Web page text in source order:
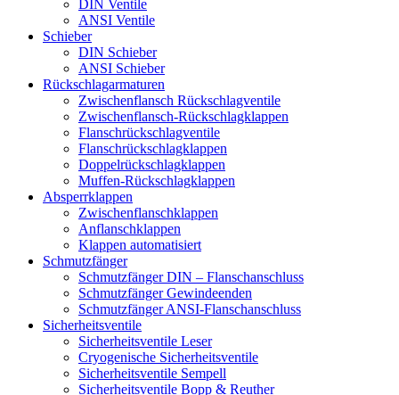
DIN Ventile
ANSI Ventile
Schieber
DIN Schieber
ANSI Schieber
Rückschlag­armaturen
Zwischenflansch Rückschlagventile
Zwischenflansch-Rückschlagklappen
Flanschrückschlagventile
Flanschrückschlagklappen
Doppelrückschlagklappen
Muffen-Rückschlagklappen
Absperrklappen
Zwischenflanschklappen
Anflanschklappen
Klappen automatisiert
Schmutzfänger
Schmutzfänger DIN – Flanschanschluss
Schmutzfänger Gewindeenden
Schmutzfänger ANSI-Flanschanschluss
Sicherheitsventile
Sicherheitsventile Leser
Cryogenische Sicherheitsventile
Sicherheitsventile Sempell
Sicherheitsventile Bopp & Reuther